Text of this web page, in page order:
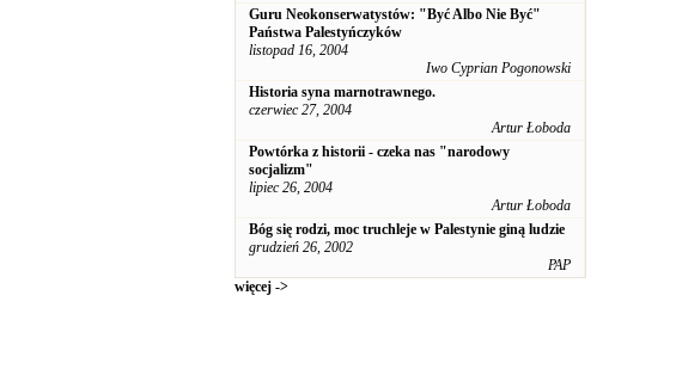
Guru Neokonserwatystów: "Być Albo Nie Być"
Państwa Palestyńczyków
listopad 16, 2004
Iwo Cyprian Pogonowski
Historia syna marnotrawnego.
czerwiec 27, 2004
Artur Łoboda
Powtórka z historii - czeka nas "narodowy
socjalizm"
lipiec 26, 2004
Artur Łoboda
Bóg się rodzi, moc truchleje w Palestynie giną ludzie
grudzień 26, 2002
PAP
więcej ->